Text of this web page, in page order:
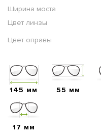
Ширина моста
Цвет линзы
Цвет оправы
145 мм 55 мм
17 мм